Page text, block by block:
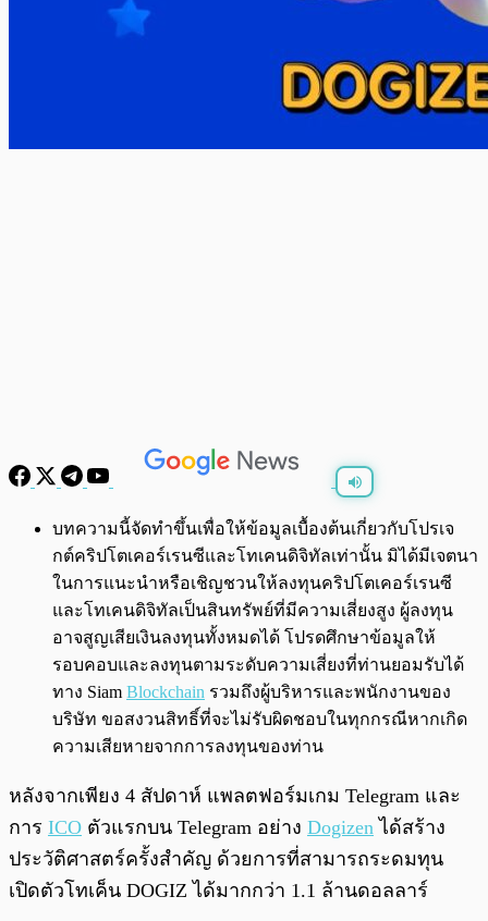
พร้อมเล่น 0:00/0:00
บทความนี้จัดทำขึ้นเพื่อให้ข้อมูลเบื้องต้นเกี่ยวกับโปรเจ
กต์คริปโตเคอร์เรนซีและโทเคนดิจิทัลเท่านั้น มิได้มีเจตนา
ในการแนะนำหรือเชิญชวนให้ลงทุนคริปโตเคอร์เรนซี
และโทเคนดิจิทัลเป็นสินทรัพย์ที่มีความเสี่ยงสูง ผู้ลงทุน
อาจสูญเสียเงินลงทุนทั้งหมดได้ โปรดศึกษาข้อมูลให้
รอบคอบและลงทุนตามระดับความเสี่ยงที่ท่านยอมรับได้
ทาง Siam Blockchain รวมถึงผู้บริหารและพนักงานของ
บริษัท ขอสงวนสิทธิ์ที่จะไม่รับผิดชอบในทุกกรณีหากเกิด
ความเสียหายจากการลงทุนของท่าน
หลังจากเพียง 4 สัปดาห์ แพลตฟอร์มเกม Telegram และ
การ ICO ตัวแรกบน Telegram อย่าง Dogizen ได้สร้าง
ประวัติศาสตร์ครั้งสำคัญ ด้วยการที่สามารถระดมทุน
เปิดตัวโทเค็น DOGIZ ได้มากกว่า 1.1 ล้านดอลลาร์